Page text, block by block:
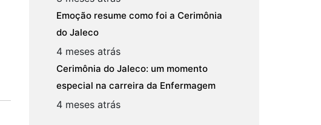
Emoção resume como foi a Cerimônia
do Jaleco
4 meses atrás
Cerimônia do Jaleco: um momento
especial na carreira da Enfermagem
4 meses atrás